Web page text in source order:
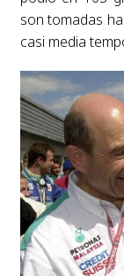
son tomadas
casi media